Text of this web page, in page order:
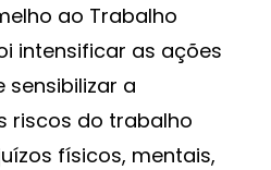
ao Trabalho
intensificar as ações
sensibilizar a
riscos do trabalho
físicos, mentais,